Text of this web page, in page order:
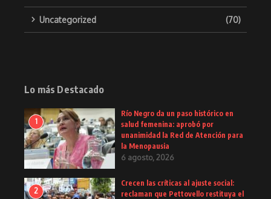
Uncategorized (70)
Lo más Destacado
1
Río Negro da un paso histórico en
salud femenina: aprobó por
unanimidad la Red de Atención para
la Menopausia
6 agosto, 2026
2
Crecen las críticas al ajuste social:
reclaman que Pettovello restituya el